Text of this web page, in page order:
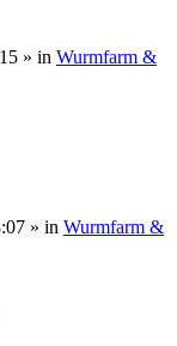
» in Wurmfarm &
» in Wurmfarm &